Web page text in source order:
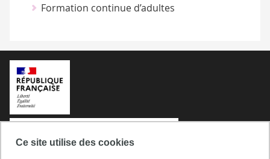
Ce site utilise des cookies
Formation continue d’adultes